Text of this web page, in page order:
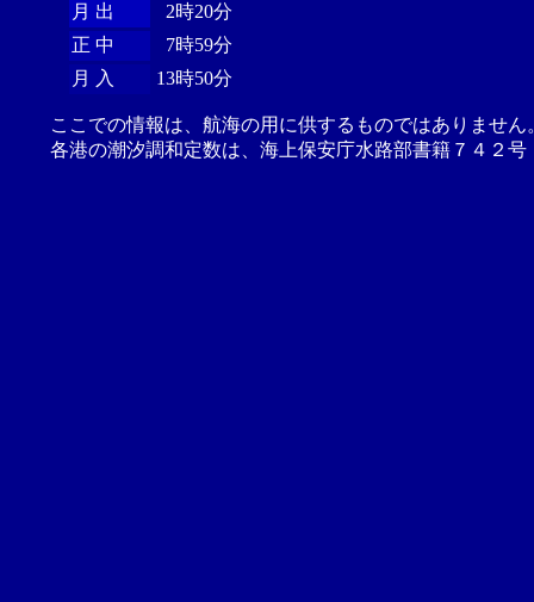
月 出
2時20分
正 中
7時59分
月 入
13時50分
ここでの情報は、航海の用に供するものではありませ
各港の潮汐調和定数は、海上保安庁水路部書籍７４２